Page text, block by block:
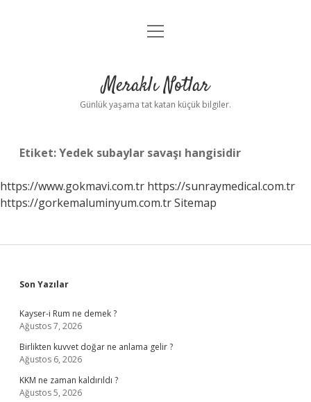
Anasayfa
Yasal Uyarı
menüyü
Meraklı Notlar
Günlük yaşama tat katan küçük bilgiler.
Etiket:Yedek subaylar savaşı hangisidir
https://www.gokmavi.com.tr https://sunraymedical.com.tr
https://gorkemaluminyum.com.trSitemap
Sidebar
Son Yazılar
Kayser-i Rum ne demek ?
Ağustos 7, 2026
Birlikten kuvvet doğar ne anlama gelir ?
Ağustos 6, 2026
KKM ne zaman kaldırıldı ?
Ağustos 5, 2026